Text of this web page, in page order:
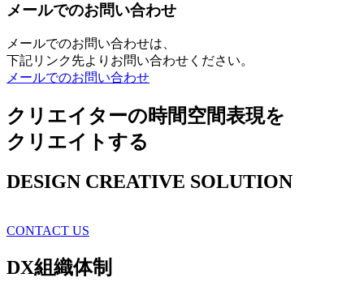
メールでのお問い合わせ
メールでのお問い合わせは、
下記リンク先よりお問い合わせください。
メールでのお問い合わせ
クリエイターの時間空間表現を
クリエイトする
DESIGN CREATIVE SOLUTION
CONTACT US
DX組織体制